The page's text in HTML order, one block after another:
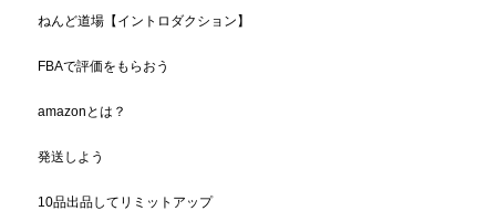
ねんど道場【イントロダクション】
FBAで評価をもらおう
amazonとは？
発送しよう
10品出品してリミットアップ